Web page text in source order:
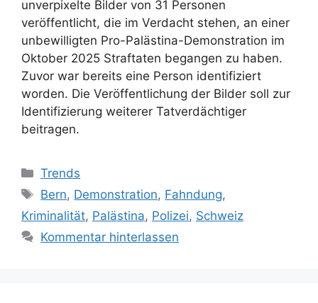
unverpixelte Bilder von 31 Personen
veröffentlicht, die im Verdacht stehen, an einer
unbewilligten Pro-Palästina-Demonstration im
Oktober 2025 Straftaten begangen zu haben.
Zuvor war bereits eine Person identifiziert
worden. Die Veröffentlichung der Bilder soll zur
Identifizierung weiterer Tatverdächtiger
beitragen.
Kategorien
Trends
Schlagwörter
Bern, Demonstration, Fahndung,
Kriminalität, Palästina, Polizei, Schweiz
Kommentar hinterlassen